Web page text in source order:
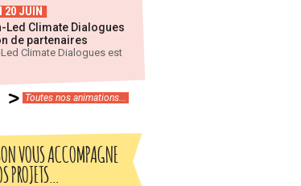
20 JUIN
Led Climate Dialogues
de partenaires
Climate Dialogues est
Toutes nos animations...
VOUS ACCOMPAGNE
PROJETS…